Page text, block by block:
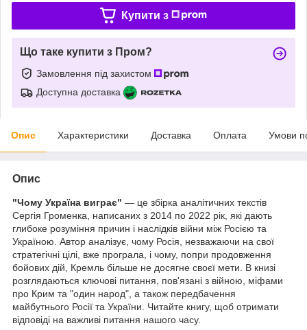
Купити з
Що таке купити з Пром?
Замовлення під захистом
Доступна доставка
Опис Характеристики Доставка Оплата Умови
Опис
"Чому Україна виграє" — це збірка аналітичних текстів
Сергія Громенка, написаних з 2014 по 2022 рік, які дають
глибоке розуміння причин і наслідків війни між Росією та
Україною. Автор аналізує, чому Росія, незважаючи на свої
стратегічні цілі, вже програла, і чому, попри продовження
бойових дій, Кремль більше не досягне своєї мети. В книзі
розглядаються ключові питання, пов'язані з війною, міфами
про Крим та "один народ", а також передбачення
майбутнього Росії та України. Читайте книгу, щоб отримати
відповіді на важливі питання нашого часу.